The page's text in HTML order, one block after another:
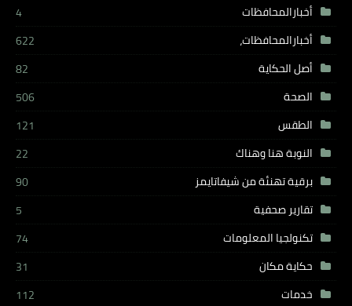
أخبارالمحافظات
4
أخبارالمحافظات،
622
أصل الحكاية
82
الصحة
506
الطقس
121
النوبة هنا وهناك
22
برقية تهنئة من شيفاتايمز
90
تقارير صحفية
5
تكنولجيا المعلومات
74
حكاية مكان
31
خدمات
112